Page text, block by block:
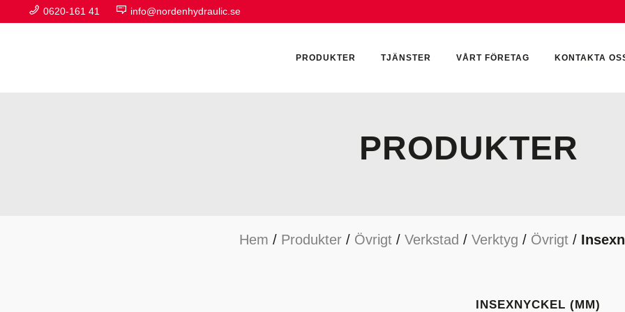
0620-161 41 info@nordenhydraulic.se
PRODUKTER
HYDRAULIKTILLBEHÖR HYDRAULMOTORER
TJÄNSTER VÅRT FÖRETAG KONTAKTA
PRODUKTER
Hem / Produkter/ Övrigt/ Verkstad / Verktyg / Övrigt/
INSEXNYCKEL (MM)